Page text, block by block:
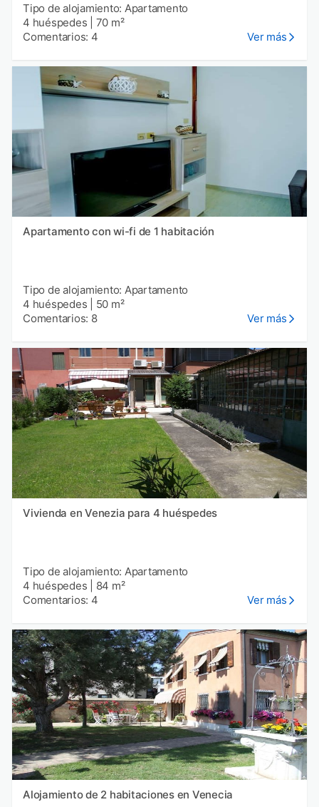
Tipo de alojamiento: Apartamento
4 huéspedes
70 m²
Comentarios: 4
Ver más
Apartamento con wi-fi de 1 habitación
Tipo de alojamiento: Apartamento
4 huéspedes
50 m²
Comentarios: 8
Ver más
Vivienda en Venezia para 4 huéspedes
Tipo de alojamiento: Apartamento
4 huéspedes
84 m²
Comentarios: 4
Ver más
Alojamiento de 2 habitaciones en Venecia